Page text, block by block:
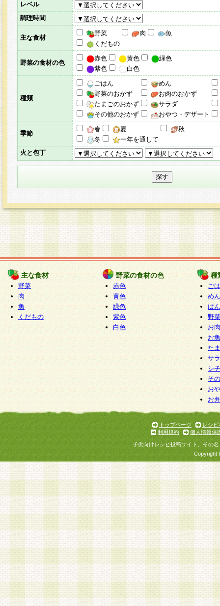
レベル
調理時間
主な食材
野菜 肉
魚
くだもの
野菜の食材の色
赤色 黄色
緑色
紫色
白色
種類
ごはん
めん
野菜のおかず
お肉のおかず
たまごのおかず
サラダ
その他のおかず
おやつ・デザート
季節
春 夏
秋
冬
一年を通して
火と包丁
主な食材
野菜
肉
魚
くだもの
野菜の食材の色
赤色
黄色
緑色
紫色
白色
種
ご
めん
ぱん
野
お
お
た
サ
シ
そ
お
お
トップページ
レシピ
利用規約
個人情報保
子供向けレシピ投稿サイト、その
Copyright